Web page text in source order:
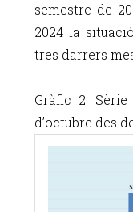
semestre de
2024 la
tres darrers
Gràfic 2:
d’octubre des